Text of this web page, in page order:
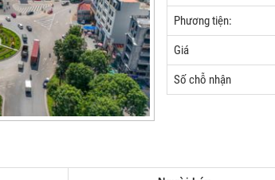
Phương tiện:
Giá
Số chỗ nhận